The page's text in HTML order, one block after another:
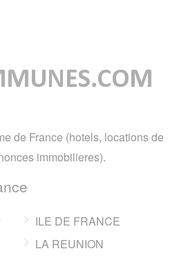
de France (hotels, locations de
immobilieres).
ILE DE FRANCE
LA REUNION